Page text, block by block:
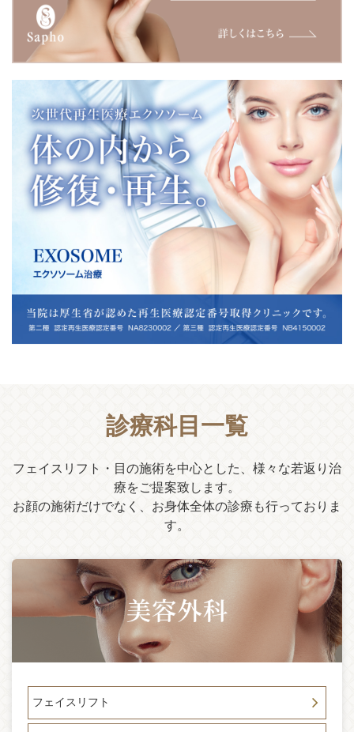
安心と安全を前提に、効果をご体感していただけるようエク
ソソームのドナー、培養センターにこだわりました。 初回お
試し価格、コース、増量がお得な価格になっています。おす
すめです。
2025-10-14
YouTube動画第2弾 公開：インフルエンサーたかこさん最新
糸リフト（アプトスビサージュ）にチャレンジ。気になって
いた頬のプニョが改善されたのか！？ リフトアップの巨匠白
壁先生による施術ドキュメント動画です。
2025-10-07
10/6~11/28 清水先生デビュー40％OFFキャンペーン開始
（水曜日限定）１）肝斑・美白発光ケア￥27,720 ２）毛穴
レス・ニキビ跡ケア￥51,480 3)速攻！目元若返りケア￥51,4
80 詳しくはＬＩＮＥにてお問い合わせ下さい。
2025-09-11
清水 愛先生入局 毎週水曜日担当 皮膚科専門医・美容皮膚
科医 清水先生が入局致しました。皮膚科専門医の極めた知
識、治療法。いままで当院にはなかったアプローチで治療を
いたします。しみ・ニキビ・肝斑・肌質などのお悩みがある
方はぜひ清水先生の水曜日にご予約下さい！！
運びとなりました。今後は新医師を迎え、体制を新たに診療
を行ってまいります。
2025-06-26
「1400回再生動画」サフォクリニックYOUTUBEを開始して
から2ヶ月が経ち、フェイスリフト体験動画が14000再生され
ました。ドキュメントでサフォのフェイスリフトとサフォク
リニックの中身がご覧いただけます。 チャンネル登録よろ
2025-05-24
Youtubeアングルフェイスリフト患者様ドキュメント後半が公
開されました。術後3ヶ月はどんな様子でしょうか！？ 是非
ご覧ください。 チャンネル登録もよろしくお願いいたしま
たしました。 様々な美容手術のリアルをお伝えしてまいりま
すので、ぜひご覧ください。 チャンネル登録もよろしくお願
いいたします。
診療科目一覧
フェイスリフト・目の施術を中心とした、様々な若返り治
療をご提案致します。
お顔の施術だけでなく、お身体全体の診療も行っておりま
す。
フェイスリフト